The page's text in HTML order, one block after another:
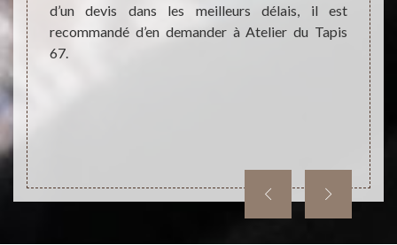
le.
d’un devis dans les meilleurs délais, il est
recommandé d’en demander à Atelier du Tapis
67.